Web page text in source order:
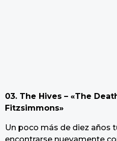
03. The Hives – «The
Fitzsimmons»
Un poco más de diez años